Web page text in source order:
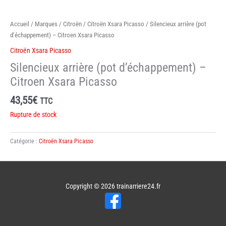
Accueil / Marques / Citroën / Citroën Xsara Picasso / Silencieux arrière (pot
d’échappement) – Citroen Xsara Picasso
Citroën Xsara Picasso
Silencieux arrière (pot d’échappement) –
Citroen Xsara Picasso
43,55€ TTC
Rupture de stock
Catégorie : Citroën Xsara Picasso
Copyright © 2026trainarriere24.fr